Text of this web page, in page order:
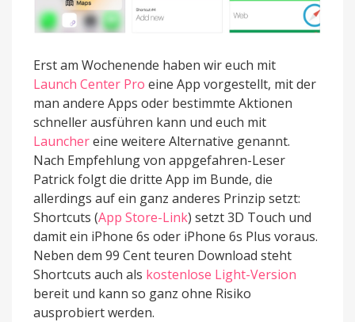
Erst am Wochenende haben wir euch mit
Launch Center Pro eine App vorgestellt, mit der
man andere Apps oder bestimmte Aktionen
schneller ausführen kann und euch mit
Launchereine weitere Alternative genannt.
Nach Empfehlung von appgefahren-Leser
Patrick folgt die dritte App im Bunde, die
allerdings auf ein ganz anderes Prinzip setzt:
Shortcuts (App Store-Link) setzt 3D Touch und
damit ein iPhone 6s oder iPhone 6s Plus voraus.
Neben dem 99 Cent teuren Download steht
Shortcuts auch als kostenlose Light-Version
bereit und kann so ganz ohne Risiko
ausprobiert werden.